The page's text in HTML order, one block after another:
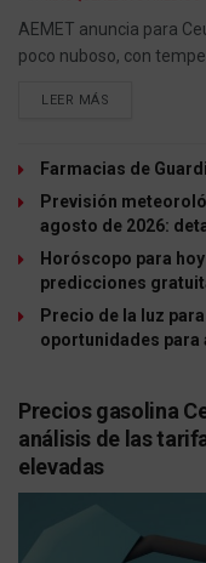
AEMET anuncia para
poco nuboso, con
LEER MÁS
Farmacias de
Previsión
agosto de 2026:
Horóscopo para
predicciones
Precio de la luz
oportunidades para
Precios gasolina
análisis de las
elevadas